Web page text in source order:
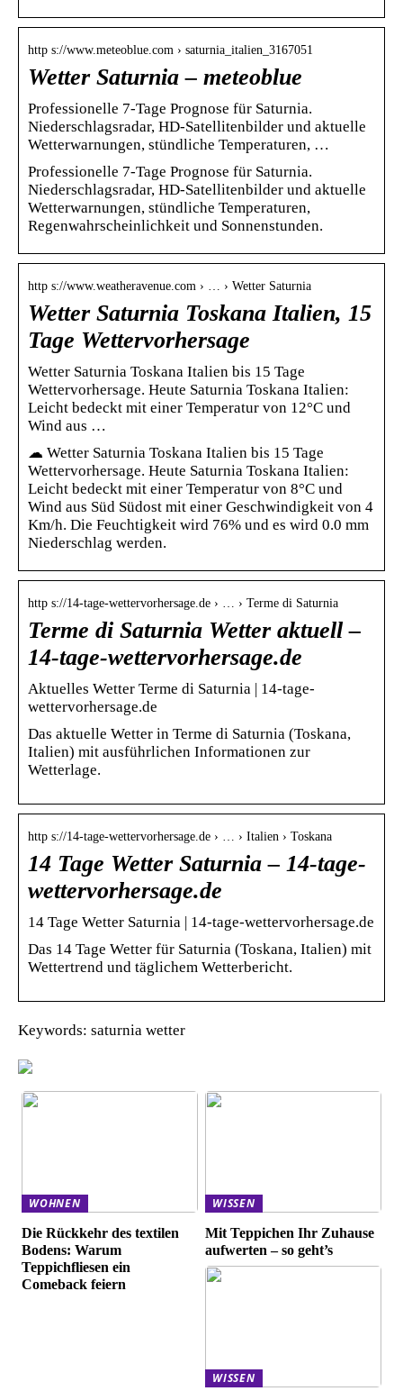
http s://www.meteoblue.com › saturnia_italien_3167051
Wetter Saturnia – meteoblue
Professionelle 7-Tage Prognose für Saturnia.
Niederschlagsradar, HD-Satellitenbilder und aktuelle
Wetterwarnungen, stündliche Temperaturen, …
Professionelle 7-Tage Prognose für Saturnia.
Niederschlagsradar, HD-Satellitenbilder und aktuelle
Wetterwarnungen, stündliche Temperaturen,
Regenwahrscheinlichkeit und Sonnenstunden.
http s://www.weatheravenue.com › … › Wetter Saturnia
Wetter Saturnia Toskana Italien, 15
Tage Wettervorhersage
Wetter Saturnia Toskana Italien bis 15 Tage
Wettervorhersage. Heute Saturnia Toskana Italien:
Leicht bedeckt mit einer Temperatur von 12°C und
Wind aus …
☁ Wetter Saturnia Toskana Italien bis 15 Tage
Wettervorhersage. Heute Saturnia Toskana Italien:
Leicht bedeckt mit einer Temperatur von 8°C und
Wind aus Süd Südost mit einer Geschwindigkeit von 4
Km/h. Die Feuchtigkeit wird 76% und es wird 0.0 mm
Niederschlag werden.
http s://14-tage-wettervorhersage.de › … › Terme di Saturnia
Terme di Saturnia Wetter aktuell –
14-tage-wettervorhersage.de
Aktuelles Wetter Terme di Saturnia | 14-tage-
wettervorhersage.de
Das aktuelle Wetter in Terme di Saturnia (Toskana,
Italien) mit ausführlichen Informationen zur
Wetterlage.
http s://14-tage-wettervorhersage.de › … › Italien › Toskana
14 Tage Wetter Saturnia – 14-tage-
wettervorhersage.de
14 Tage Wetter Saturnia | 14-tage-wettervorhersage.de
Das 14 Tage Wetter für Saturnia (Toskana, Italien) mit
Wettertrend und täglichem Wetterbericht.
Keywords: saturnia wetter
WOHNEN
Die Rückkehr des textilen
Bodens: Warum
Teppichfliesen ein
Comeback feiern
WISSEN
Mit Teppichen Ihr Zuhause
aufwerten – so geht’s
WISSEN